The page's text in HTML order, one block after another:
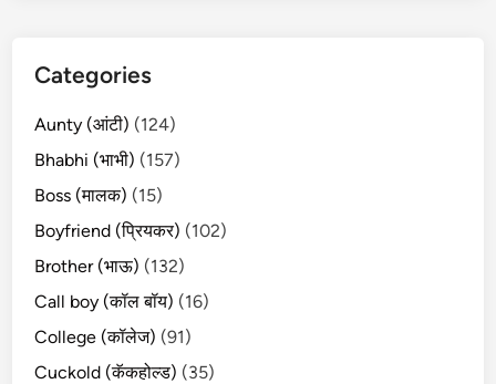
Categories
Aunty (आंटी) (124)
Bhabhi (भाभी) (157)
Boss (मालक) (15)
Boyfriend (प्रियकर) (102)
Brother (भाऊ) (132)
Call boy (कॉल बॉय) (16)
College (कॉलेज) (91)
Cuckold (कॅकहोल्ड) (35)